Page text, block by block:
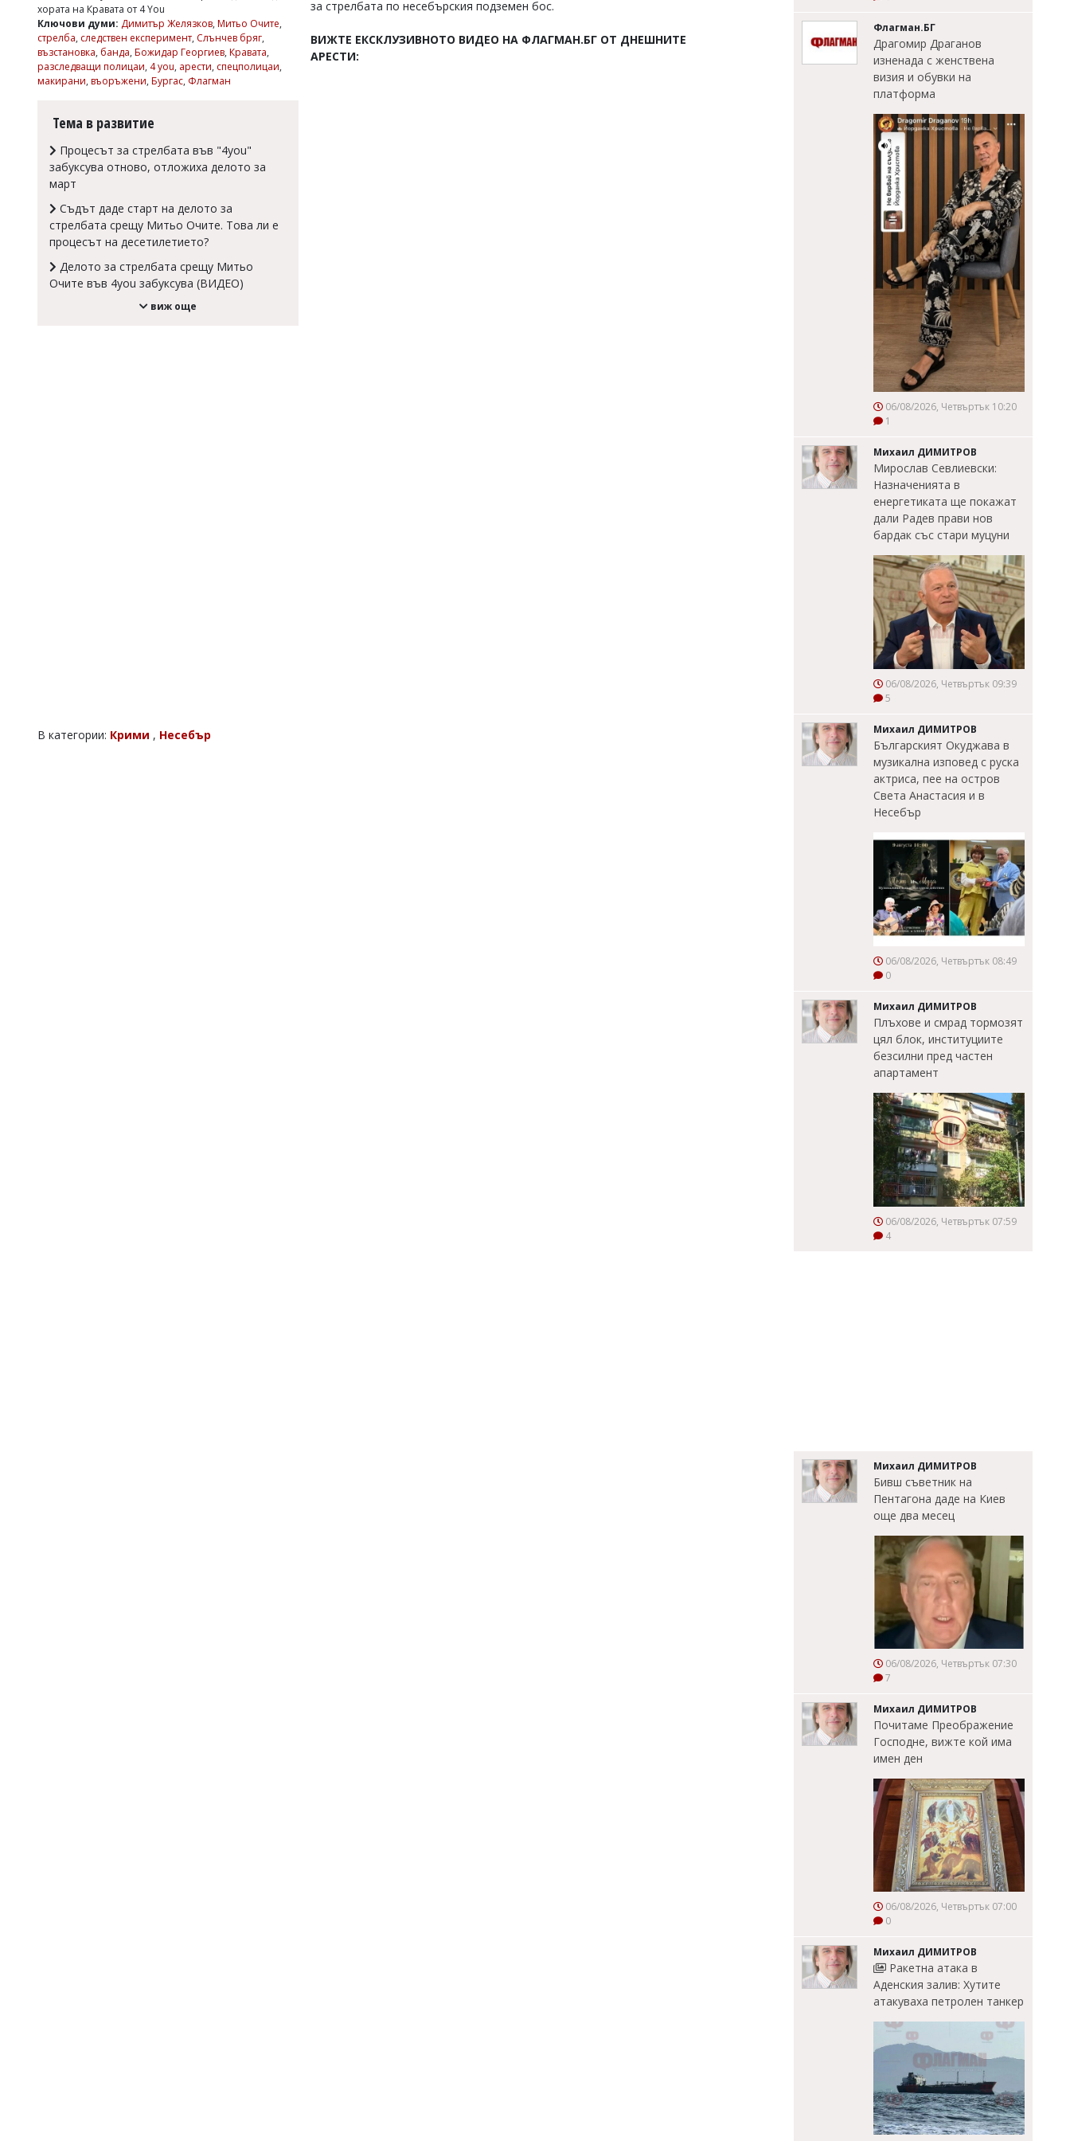
Коментарите
статиите
въвеждат
редакцията
отговорност
откриете
коментар,
хората на Кравата от 4 You
Ключови думи: Димитър Желязков, Митьо Очите,
стрелба, следствен експеримент, Слънчев бряг,
възстановка, банда, Божидар Георгиев, Кравата,
разследващи полицаи, 4 you, арести, спецполицаи,
макирани, въоръжени, Бургас, Флагман
Тема в развитие
Процесът за стрелбата във "4you"
забуксува отново, отложиха делото за
март
Съдът даде старт на делото за
стрелбата срещу Митьо Очите. Това ли е
процесът на десетилетието?
Делото за стрелбата срещу Митьо
Очите във 4you забуксува (ВИДЕО)
виж още
за стрелбата по несебърския подземен бос.
ВИЖТЕ ЕКСКЛУЗИВНОТО ВИДЕО НА ФЛАГМАН.БГ ОТ ДНЕШНИТЕ
АРЕСТИ:
В категории: Крими , Несебър
Флагман.БГ
Драгомир Драганов
изненада с женствена
визия и обувки на
платформа
06/08/2026, Четвъртък 10:20
1
Михаил ДИМИТРОВ
Мирослав Севлиевски:
Назначенията в
енергетиката ще покажат
дали Радев прави нов
бардак със стари муцуни
06/08/2026, Четвъртък 09:39
5
Михаил ДИМИТРОВ
Българският Окуджава в
музикална изповед с руска
актриса, пее на остров
Света Анастасия и в
Несебър
06/08/2026, Четвъртък 08:49
0
Михаил ДИМИТРОВ
Плъхове и смрад тормозят
цял блок, институциите
безсилни пред частен
апартамент
06/08/2026, Четвъртък 07:59
4
Михаил ДИМИТРОВ
Бивш съветник на
Пентагона даде на Киев
още два месец
06/08/2026, Четвъртък 07:30
7
Михаил ДИМИТРОВ
Почитаме Преображение
Господне, вижте кой има
имен ден
06/08/2026, Четвъртък 07:00
0
Михаил ДИМИТРОВ
Ракетна атака в
Аденския залив: Хутите
атакуваха петролен танкер